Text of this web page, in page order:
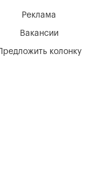
Вакансии
Реклама
Предложить колонку